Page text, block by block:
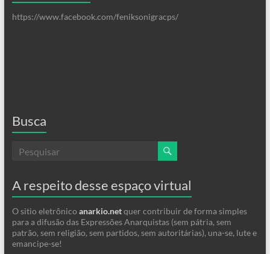
https://www.facebook.com/feniksonigracps/
Busca
A respeito desse espaço virtual
O sitio eletrônico anarkio.netquer contribuir de forma simples
para a difusão das Expressões Anarquistas (sem pátria, sem
patrão, sem religião, sem partidos, sem autoritárias), una-se, lute e
emancipe-se!